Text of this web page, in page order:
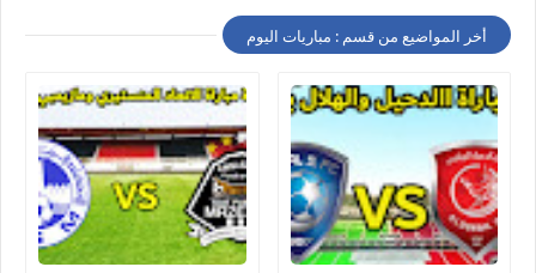
أخر المواضيع من قسم : مباريات اليوم